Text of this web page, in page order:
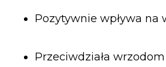
Pozytywnie wpływa na
Przeciwdziała wrzodom